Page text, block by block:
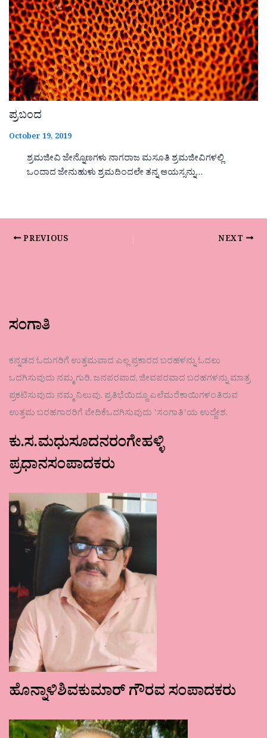
ಪ್ರಬಂದ
October 19, 2019
ಶ್ರಮಜೀವಿ ಜೇನ್ನೊಣಗಳು ನಾಗರಾಜ ಮಸೂತಿ ಶ್ರಮಜೀವಿಗಳಲ್ಲಿ
ಒಂದಾದ ಜೇನುಹುಳು ಶ್ರಮದಿಂದಲೇ ತನ್ನ ಆಯಸ್ಸನ್ನು…
PREVIOUS NEXT
ಸಂಗಾತಿ
ಕನ್ನಡದ ಓದುಗರಿಗೆ ಉತ್ತಮವಾದ ಎಲ್ಲ ಪ್ರಕಾರದ ಬರಹಳನ್ನು ಓದಲು
ಒದಗಿಸುವುದು ನಮ್ಮ ಗುರಿ. ಜನಪರವಾದ, ಜೀವಪರವಾದ ಬರಹಗಳನ್ನು ಮಾತ್ರ
ಪ್ರಕಟಿಸುವುದು ನಮ್ಮ ನಿಲುವು. ಪ್ರತಿಭೆಯಿದ್ದೂ ಎಲೆಮರೆಕಾಯಿಗಳಂತಿರುವ
ಉತ್ತಮ ಬರಹಗಾರರಿಗೆ ವೇದಿಕೆಒದಗಿಸುವುದು ʼಸಂಗಾತಿʼಯ ಉದ್ದೇಶ.
ಕು.ಸ.ಮಧುಸೂದನರಂಗೇಹಳ್ಳಿ
ಪ್ರಧಾನಸಂಪಾದಕರು
ಹೊನ್ನಾಳಿಶಿವಕುಮಾರ್ ಗೌರವ ಸಂಪಾದಕರು